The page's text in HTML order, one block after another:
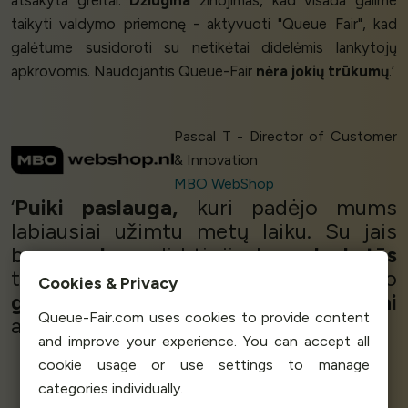
taikyti valdymo priemonę - aktyvuoti "Queue Fair", kad
galėtume susidoroti su netikėtai didelėmis lankytojų
apkrovomis. Naudojantis Queue-Fair nėra jokių trūkumų.’
Pascal T - Director of Customer
& Innovation
MBO WebShop
‘Puiki paslauga, kuri padėjo mums
labiausiai užimtu metų laiku. Su jais
buvomalonudirbti, jie buvolankstūs
ten, kur mums reikėjo, ir
padėjo
greitai
tiksliai
atitiko mūsų poreikius.’
Cookies & Privacy
Queue-Fair.com uses cookies to provide content
and improve your experience. You can accept all
cookie usage or use settings to manage
categories individually.